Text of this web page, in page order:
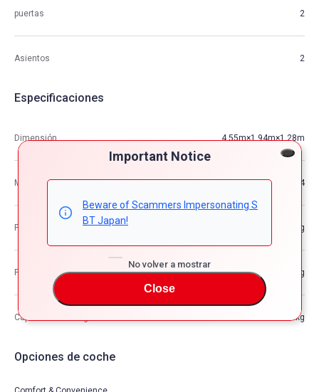
Important Notice
Beware of Scammers Impersonating S
BT Japan!
No volver a mostrar
Close
puertas 2
Asientos 2
Especificaciones
Dimensión 4.55m×1.94m×1.28m
M3 11.24
Peso del vehículo —kg
Peso bruto del vehículo —kg
Capacidad de carga máxima —kg
Opciones de coche